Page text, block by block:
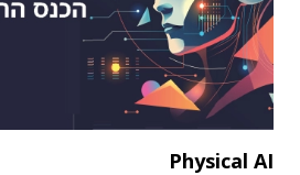
Physical AI